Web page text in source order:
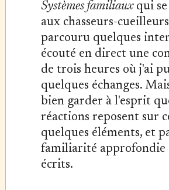
Systèmes familiauxqui
aux chasseurs-
parcouru quelques
écouté en direct une
de trois heures où j'ai
quelques échanges.
bien garder à l'esprit
réactions reposent sur
quelques éléments, et
familiarité approfondie
écrits.